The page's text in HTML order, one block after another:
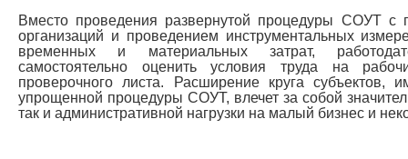
Вместо проведения развернутой процедуры СОУТ с
организаций и проведением инструментальных
временных и материальных затрат,
самостоятельно оценить условия труда на
проверочного листа. Расширение круга
упрощенной процедуры СОУТ, влечет за собой
так и административной нагрузки на малый бизнес и